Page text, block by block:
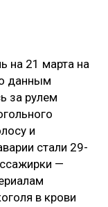
на 21 марта на
данным
за рулем
и
стали 29-
—
в крови